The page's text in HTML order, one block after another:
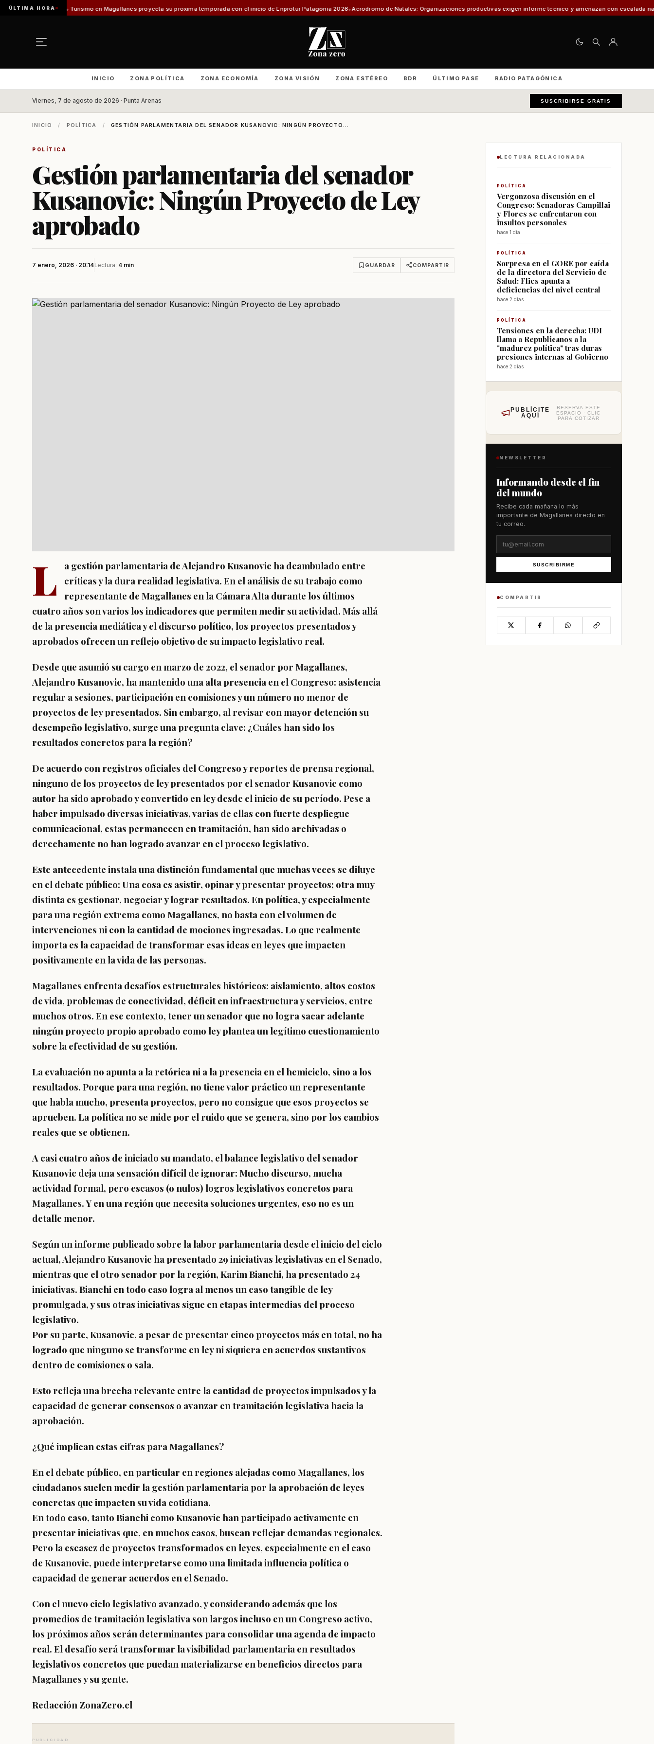
ÚLTIMA HORA
Turismo en Magallanes proyecta su próxima temporada con el inicio de Enprotur Patagonia 2026 Aeródromo de Natales: Organizaciones productivas exigen informe técnico y amenazan con escalada nacional El 30% de
INICIO ZONA POLÍTICA ZONA ECONOMÍA ZONA VISIÓN ZONA ESTÉREO BDR ÚLTIMO PASE RADIO PATAGÓNICA
Viernes, 7 de agosto de 2026 · Punta Arenas SUSCRIBIRSE GRATIS
INICIO / POLÍTICA / GESTIÓN PARLAMENTARIA DEL SENADOR KUSANOVIC: NINGÚN PROYECTO...
POLÍTICA
Gestión parlamentaria del senador
Kusanovic: Ningún Proyecto de Ley
aprobado
7 enero, 2026 · 20:14Lectura: 4 min GUARDAR COMPARTIR
L
a gestión parlamentaria de Alejandro Kusanovic ha deambulado entre
críticas y la dura realidad legislativa. En el análisis de su trabajo como
representante de Magallanes en la Cámara Alta durante los últimos
cuatro años son varios los indicadores que permiten medir su actividad. Más allá
de la presencia mediática y el discurso político, los proyectos presentados y
aprobados ofrecen un reflejo objetivo de su impacto legislativo real.
Desde que asumió su cargo en marzo de 2022, el senador por Magallanes,
Alejandro Kusanovic, ha mantenido una alta presencia en el Congreso: asistencia
regular a sesiones, participación en comisiones y un número no menor de
proyectos de ley presentados. Sin embargo, al revisar con mayor detención su
desempeño legislativo, surge una pregunta clave: ¿Cuáles han sido los
resultados concretos para la región?
De acuerdo con registros oficiales del Congreso y reportes de prensa regional,
ninguno de los proyectos de ley presentados por el senador Kusanovic como
autor ha sido aprobado y convertido en ley desde el inicio de su período. Pese a
haber impulsado diversas iniciativas, varias de ellas con fuerte despliegue
comunicacional, estas permanecen en tramitación, han sido archivadas o
derechamente no han logrado avanzar en el proceso legislativo.
Este antecedente instala una distinción fundamental que muchas veces se diluye
en el debate público: Una cosa es asistir, opinar y presentar proyectos; otra muy
distinta es gestionar, negociar y lograr resultados. En política, y especialmente
para una región extrema como Magallanes, no basta con el volumen de
intervenciones ni con la cantidad de mociones ingresadas. Lo que realmente
importa es la capacidad de transformar esas ideas en leyes que impacten
positivamente en la vida de las personas.
Magallanes enfrenta desafíos estructurales históricos: aislamiento, altos costos
de vida, problemas de conectividad, déficit en infraestructura y servicios, entre
muchos otros. En ese contexto, tener un senador que no logra sacar adelante
ningún proyecto propio aprobado como ley plantea un legítimo cuestionamiento
sobre la efectividad de su gestión.
La evaluación no apunta a la retórica ni a la presencia en el hemiciclo, sino a los
resultados. Porque para una región, no tiene valor práctico un representante
que habla mucho, presenta proyectos, pero no consigue que esos proyectos se
aprueben. La política no se mide por el ruido que se genera, sino por los cambios
reales que se obtienen.
A casi cuatro años de iniciado su mandato, el balance legislativo del senador
Kusanovic deja una sensación difícil de ignorar: Mucho discurso, mucha
actividad formal, pero escasos (o nulos) logros legislativos concretos para
Magallanes. Y en una región que necesita soluciones urgentes, eso no es un
detalle menor.
Según un informe publicado sobre la labor parlamentaria desde el inicio del ciclo
actual, Alejandro Kusanovic ha presentado 29 iniciativas legislativas en el Senado,
mientras que el otro senador por la región, Karim Bianchi, ha presentado 24
iniciativas. Bianchi en todo caso logra al menos un caso tangible de ley
promulgada, y sus otras iniciativas sigue en etapas intermedias del proceso
legislativo.
Por su parte, Kusanovic, a pesar de presentar cinco proyectos más en total, no ha
logrado que ninguno se transforme en ley ni siquiera en acuerdos sustantivos
dentro de comisiones o sala.
Esto refleja una brecha relevante entre la cantidad de proyectos impulsados y la
capacidad de generar consensos o avanzar en tramitación legislativa hacia la
aprobación.
¿Qué implican estas cifras para Magallanes?
En el debate público, en particular en regiones alejadas como Magallanes, los
ciudadanos suelen medir la gestión parlamentaria por la aprobación de leyes
concretas que impacten su vida cotidiana.
En todo caso, tanto Bianchi como Kusanovic han participado activamente en
presentar iniciativas que, en muchos casos, buscan reflejar demandas regionales.
Pero la escasez de proyectos transformados en leyes, especialmente en el caso
de Kusanovic, puede interpretarse como una limitada influencia política o
capacidad de generar acuerdos en el Senado.
Con el nuevo ciclo legislativo avanzado, y considerando además que los
promedios de tramitación legislativa son largos incluso en un Congreso activo,
los próximos años serán determinantes para consolidar una agenda de impacto
real. El desafío será transformar la visibilidad parlamentaria en resultados
legislativos concretos que puedan materializarse en beneficios directos para
Magallanes y su gente.
Redacción ZonaZero.cl
PUBLICIDAD
LECTURA RELACIONADA
POLÍTICA
Vergonzosa discusión en el
Congreso: Senadoras Campillai
y Flores se enfrentaron con
insultos personales
hace 1 día
POLÍTICA
Sorpresa en el GORE por caída
de la directora del Servicio de
Salud: Flies apunta a
deficiencias del nivel central
hace 2 días
POLÍTICA
Tensiones en la derecha: UDI
llama a Republicanos a la
"madurez política" tras duras
presiones internas al Gobierno
hace 2 días
PUBLÍCITE
AQUÍ
RESERVA ESTE
ESPACIO · CLIC
PARA COTIZAR
NEWSLETTER
Informando desde el fin
del mundo
Recibe cada mañana lo más
importante de Magallanes directo en
tu correo.
SUSCRIBIRME
COMPARTIR